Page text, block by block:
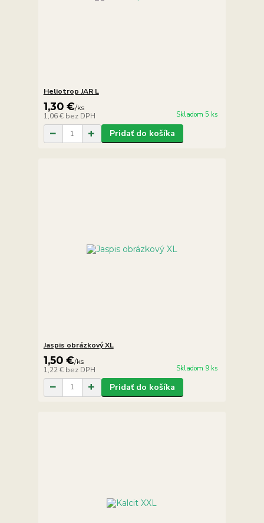
Heliotrop JAR L
1,30 €/ks
1,06 € bez DPH Skladom 5 ks
Pridať do košíka
Jaspis obrázkový XL
1,50 €/ks
1,22 € bez DPH Skladom 9 ks
Pridať do košíka